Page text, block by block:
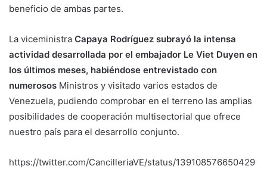
beneficio de ambas partes.
La viceministra Capaya Rodríguez subrayó la intensa
actividad desarrollada por el embajador Le Viet Duyen en
los últimos meses, habiéndose entrevistado con
numerosos Ministros y visitado varios estados de
Venezuela, pudiendo comprobar en el terreno las amplias
posibilidades de cooperación multisectorial que ofrece
nuestro país para el desarrollo conjunto.
https://twitter.com/CancilleriaVE/status/139108576650429